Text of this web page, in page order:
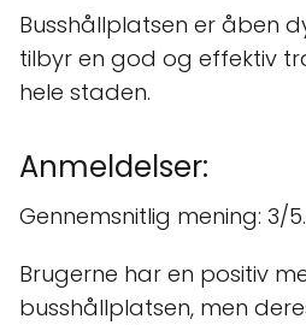
Busshållplatsen er åben
tilbyr en god og effektiv
hele staden.
Anmeldelser:
Gennemsnitlig mening: 3/5.
Brugerne har en positiv
busshållplatsen, men